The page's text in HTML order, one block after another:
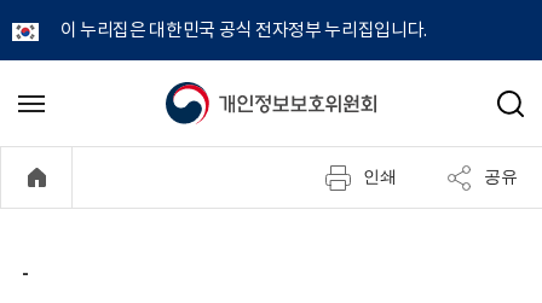
이 누리집은 대한민국 공식 전자정부 누리집입니다.
개
정
메
기
검
인쇄 공유
-